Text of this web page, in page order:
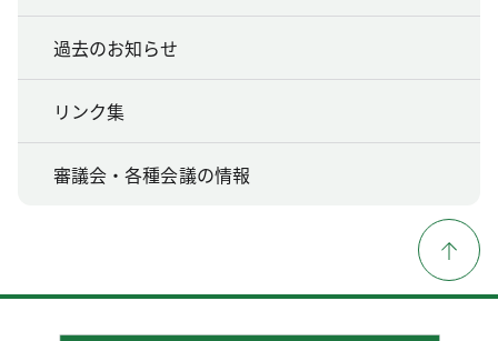
過去のお知らせ
リンク集
審議会・各種会議の情報